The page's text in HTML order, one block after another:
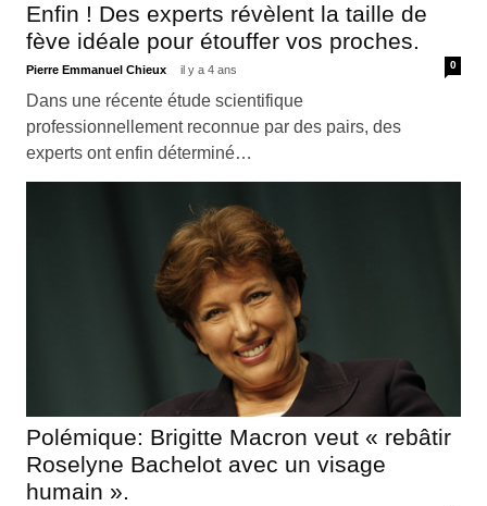
Enfin ! Des experts révèlent la taille de
fève idéale pour étouffer vos proches.
Pierre Emmanuel Chieux il y a 4 ans 0
Dans une récente étude scientifique
professionnellement reconnue par des pairs, des
experts ont enfin déterminé…
Polémique: Brigitte Macron veut « rebâtir
Roselyne Bachelot avec un visage
humain ».